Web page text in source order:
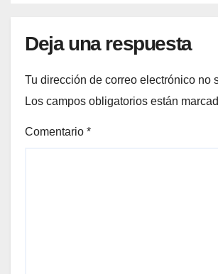
Deja una respuesta
Tu dirección de correo electrónico no
Los campos obligatorios están
Comentario *